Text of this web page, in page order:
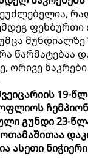
ფეხბურთი
მუნდიალზე
წარმატებაა
ორივე
19-
გუნდი 23-
ასეთი